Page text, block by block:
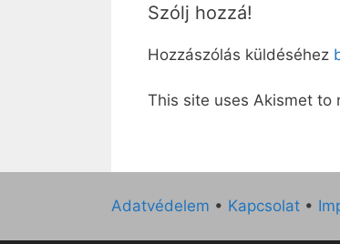
Szólj hozzá!
Hozzászólás küldéséhez
This site uses Akismet to
Adatvédelem • Kapcsolat •